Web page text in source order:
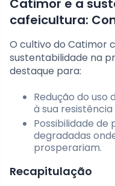
Catimor e a
cafeicultura:
O cultivo do Catimor
sustentabilidade na
destaque para:
Redução do uso
à sua resistência
Possibilidade de
degradadas
prosperariam.
Recapitulação